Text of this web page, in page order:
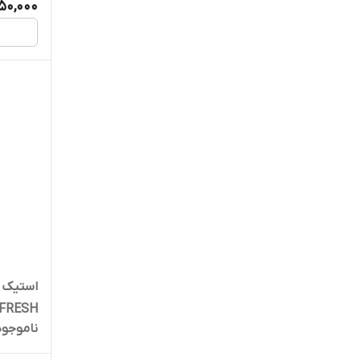
استیک